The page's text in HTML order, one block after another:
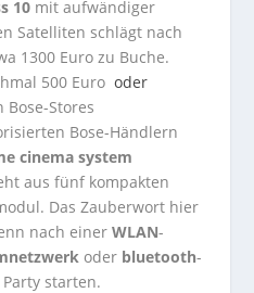
10 mit aufwändiger
Satelliten schlägt nach
1300 Euro zu Buche.
500 Eurooder
Stores
Bose-Händlern
cinema system
aus fünf kompakten
Das Zauberwort hier
nach einer WLAN-
oder bluetooth-
starten.